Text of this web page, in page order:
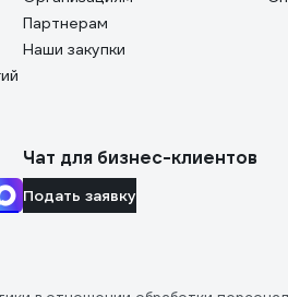
Партнерам
Наши закупки
Чат для бизнес-клиентов
Подать заявку